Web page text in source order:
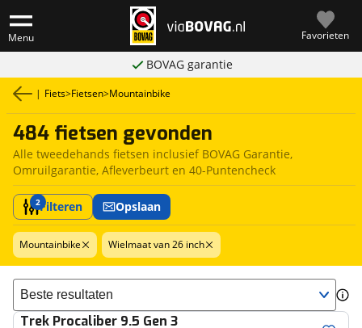
Menu Favorieten
BOVAG garantie
| Fiets>Fietsen>Mountainbike
484 fietsen gevonden
Alle tweedehands fietsen inclusief BOVAG Garantie,
Omruilgarantie, Afleverbeurt en 40-Puntencheck
2Filteren Opslaan
Mountainbike Wielmaat van 26 inch
Sorteer resultaten
Trek Procaliber 9.5 Gen 3